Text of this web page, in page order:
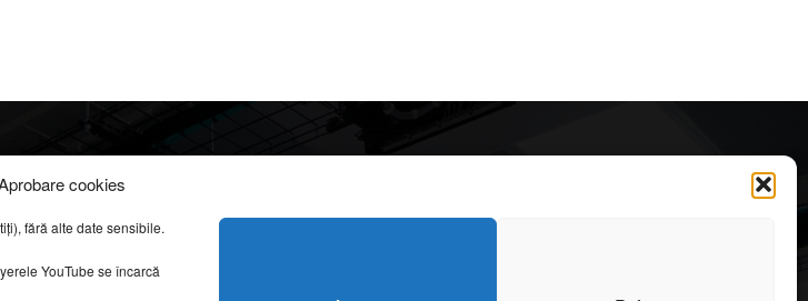
cookies
fără alte date sensibile.
YouTube se încarcă
NOI
& COOKIES
apreciate
Cele mai impresionante cabane